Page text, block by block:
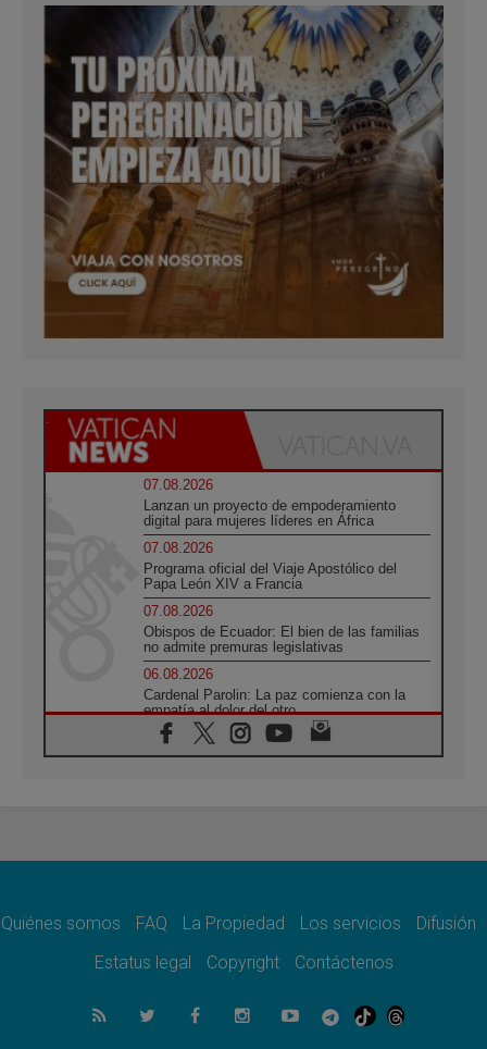
07.08.2026
Lanzan un proyecto de empoderamiento
digital para mujeres líderes en África
07.08.2026
Programa oficial del Viaje Apostólico del
Papa León XIV a Francia
07.08.2026
Obispos de Ecuador: El bien de las familias
no admite premuras legislativas
06.08.2026
Cardenal Parolin: La paz comienza con la
empatía al dolor del otro
06.08.2026
Fray Marco Vianelli: Aprender el Evangelio
06.08.2026
06.08.2026
medio de tensiones y ataques en el sur del
06.08.2026
Hiroshima y Nagasaki, 81 años después.
Quiénes somos FAQ La Propiedad Los servicios
Difusión
Estatus legal
Copyright Contáctenos